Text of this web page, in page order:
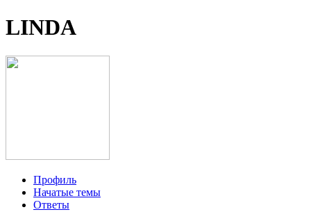
LINDA
Профиль
Начатые темы
Ответы